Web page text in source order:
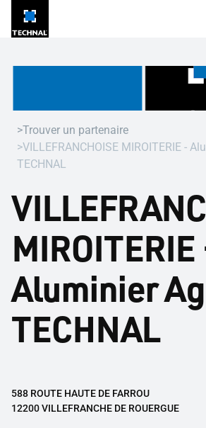
Trouver un partenaire
VILLEFRANCHOISE MIROITERIE -
TECHNAL
MIROITERIE
Aluminier
TECHNAL
588 ROUTE HAUTE DE FARROU
12200 VILLEFRANCHE DE ROUERGUE